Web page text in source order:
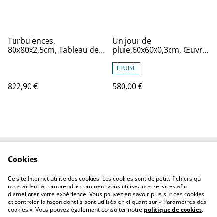
Turbulences,
80x80x2,5cm, Tableau de
822,90 €
Un jour de
pluie,60x60x0,3cm, Œuvre
Chesneau, sur bois, avec
cadre de qualité en
aluminium noir
ÉPUISÉ
580,00 €
Politique de cookies
Politique de
confidentialité
Cookies
Ce site Internet utilise des cookies. Les cookies sont de petits fichiers qui
nous aident à comprendre comment vous utilisez nos services afin
d'améliorer votre expérience. Vous pouvez en savoir plus sur ces cookies
et contrôler la façon dont ils sont utilisés en cliquant sur « Paramètres des
cookies ». Vous pouvez également consulter notre politique de cookies.